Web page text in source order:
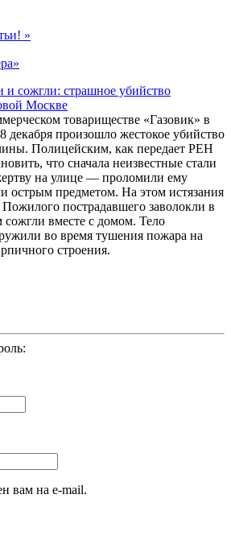
»
и сожгли: страшное убийство
Москве
товариществе «Газовик» в
декабря произошло жестокое убийство
Полицейским, как передает РЕН
что сначала неизвестные стали
на улице — проломили ему
острым предметом. На этом истязания
пострадавшего заволокли в
сожгли вместе с домом. Тело
во время тушения пожара на
строения.
вам на e-mail.